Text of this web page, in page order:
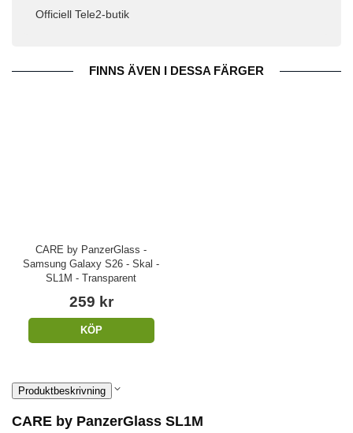
Officiell Tele2-butik
FINNS ÄVEN I DESSA FÄRGER
CARE by PanzerGlass -
Samsung Galaxy S26 - Skal -
SL1M - Transparent
259 kr
KÖP
Produktbeskrivning
CARE by PanzerGlass SL1M